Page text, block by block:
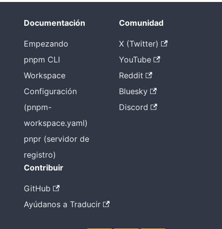
Documentación
Empezando
pnpm CLI
Workspace
Configuración
(pnpm-
workspace.yaml)
pnpr (servidor de
registro)
Comunidad
X (Twitter)
YouTube
Reddit
Bluesky
Discord
Contribuir
GitHub
Ayúdanos a Traducir